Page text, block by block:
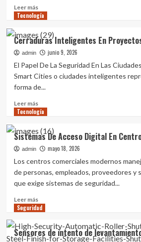
Leer másLeer
más
Cerrajería
Inteligente
Para
Edificios
De
Mixto
Tecnología
Cerraduras Inteligentes En
admin junio 9, 2026
El Papel De La Seguridad En Las
Smart Cities o ciudades inteligentes
forma de...
Leer másLeer
más
Cerraduras
Inteligentes
En
Proyectos
Smart
Cities
Tecnología
Sistemas De Acceso Digital En
admin mayo 18, 2026
Los centros comerciales modernos
de personas, empleados, proveedores y
que exige sistemas de seguridad...
Leer másLeer
más
Sistemas
De
Seguridad
Sensores de intento de